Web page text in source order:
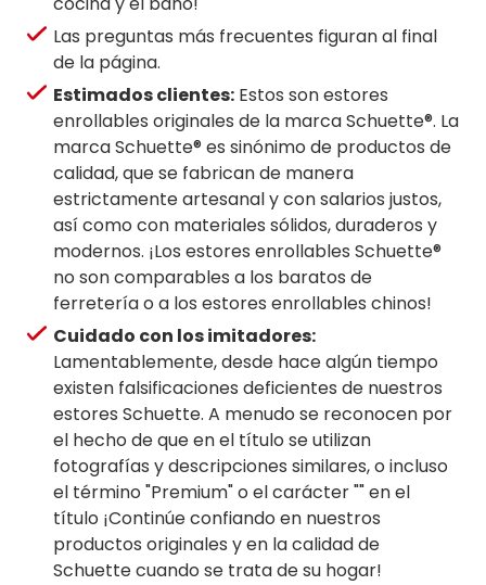
Las preguntas más frecuentes figuran al final
de la página.
Estimados clientes: Estos son estores
enrollables originales de la marca Schuette®. La
marca Schuette® es sinónimo de productos de
calidad, que se fabrican de manera
estrictamente artesanal y con salarios justos,
así como con materiales sólidos, duraderos y
modernos. ¡Los estores enrollables Schuette®
no son comparables a los baratos de
ferretería o a los estores enrollables chinos!
Cuidado con los imitadores:
Lamentablemente, desde hace algún tiempo
existen falsificaciones deficientes de nuestros
estores ​​Schuette. A menudo se reconocen por
el hecho de que en el título se utilizan
fotografías y descripciones similares, o incluso
el término "Premium" o el carácter "" en el
título ¡Continúe confiando en nuestros
productos originales y en la calidad de
Schuette cuando se trata de su hogar!